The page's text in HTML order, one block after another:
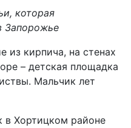
которая
Запорожье
из кирпича, на стенах
– детская площадка
Мальчик лет
в Хортицком районе